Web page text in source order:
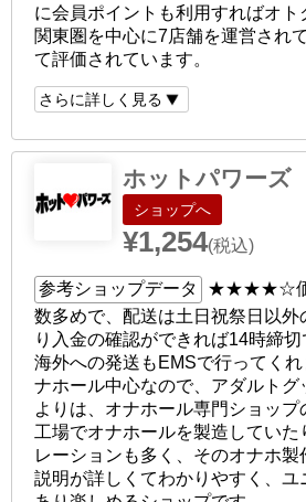
に会員ポイントも利用すればオト
関東圏を中心に7店舗を運営され
て評価されています。
さらに詳しく見る
ホットパワーズ
ショップへ
¥1,254(税込)
参考ショップデータ ★★★★☆
数多めで、配送は土日祝祭日以外
り入金の確認ができれば14時締切
海外への発送もEMSで行ってく
ナホール中心なので、アダルトグ
よりは、オナホール専門ショッ
工場でオナホールを製造していた
レーションも多く、そのオナホ
説明が詳しくてわかりやすく、ユ